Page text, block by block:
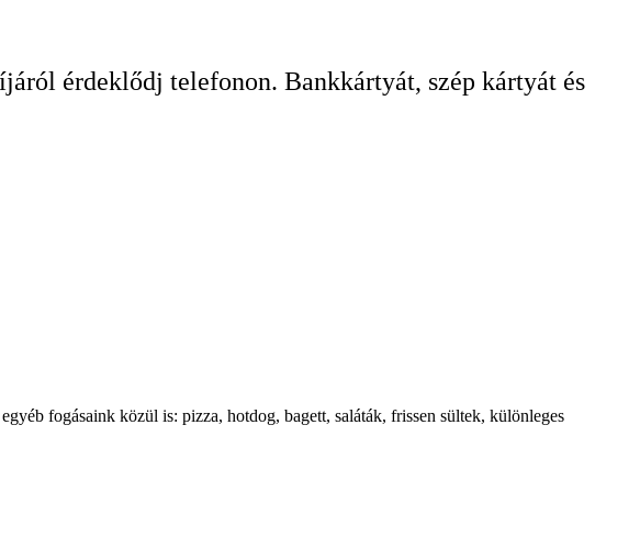
érdeklődj telefonon. Bankkártyát, szép kártyát és
fogásaink közül is: pizza, hotdog, bagett, saláták, frissen sültek, különleges